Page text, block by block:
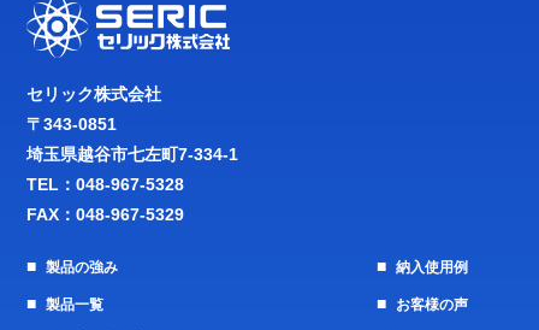
セリック株式会社
〒343-0851
埼玉県越谷市七左町7-334-1
TEL：048-967-5328
FAX：048-967-5329
製品の強み
製品一覧
納入使用例
お客様の声